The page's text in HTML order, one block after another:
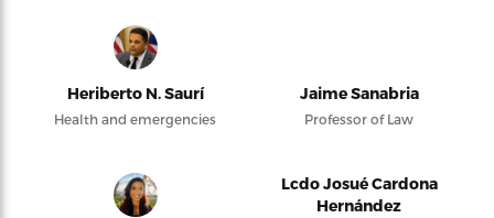
Heriberto N. Saurí
Health and emergencies
Jaime Sanabria
Professor of Law
Lcdo Josué Cardona
Hernández